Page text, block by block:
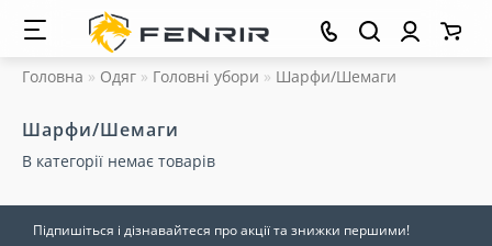
Головна Одяг Головні убори Шарфи/Шемаги
Шарфи/Шемаги
В категорії немає товарів
Підпишіться і дізнавайтеся про акції та знижки першими!